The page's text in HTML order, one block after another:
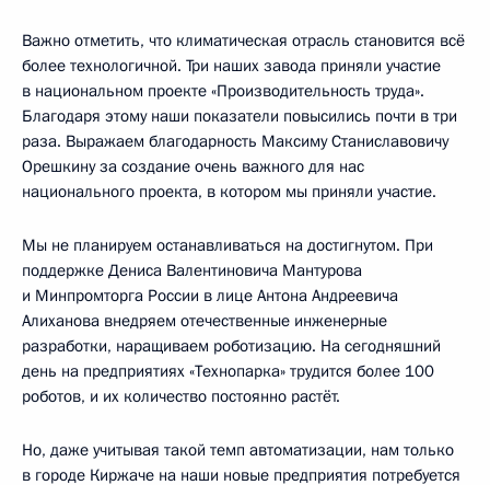
Важно отметить, что климатическая отрасль становится всё
более технологичной. Три наших завода приняли участие
в национальном проекте «Производительность труда».
Благодаря этому наши показатели повысились почти в три
раза. Выражаем благодарность Максиму Станиславовичу
Орешкину за создание очень важного для нас
национального проекта, в котором мы приняли участие.
Мы не планируем останавливаться на достигнутом. При
поддержке Дениса Валентиновича Мантурова
и Минпромторга России в лице Антона Андреевича
Алиханова внедряем отечественные инженерные
разработки, наращиваем роботизацию. На сегодняшний
день на предприятиях «Технопарка» трудится более 100
роботов, и их количество постоянно растёт.
Но, даже учитывая такой темп автоматизации, нам только
в городе Киржаче на наши новые предприятия потребуется